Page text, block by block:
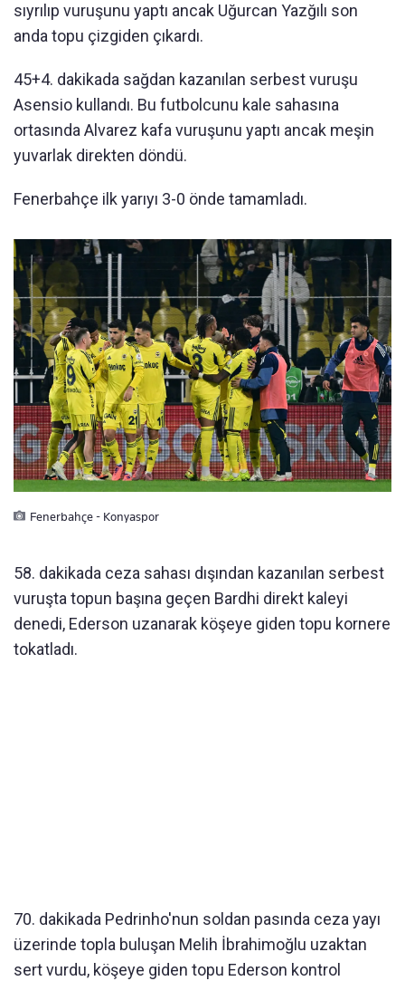
sıyrılıp vuruşunu yaptı ancak Uğurcan Yazğılı son
anda topu çizgiden çıkardı.
45+4. dakikada sağdan kazanılan serbest vuruşu
Asensio kullandı. Bu futbolcunu kale sahasına
ortasında Alvarez kafa vuruşunu yaptı ancak meşin
yuvarlak direkten döndü.
Fenerbahçe ilk yarıyı 3-0 önde tamamladı.
Fenerbahçe - Konyaspor
58. dakikada ceza sahası dışından kazanılan serbest
vuruşta topun başına geçen Bardhi direkt kaleyi
denedi, Ederson uzanarak köşeye giden topu kornere
tokatladı.
70. dakikada Pedrinho'nun soldan pasında ceza yayı
üzerinde topla buluşan Melih İbrahimoğlu uzaktan
sert vurdu, köşeye giden topu Ederson kontrol